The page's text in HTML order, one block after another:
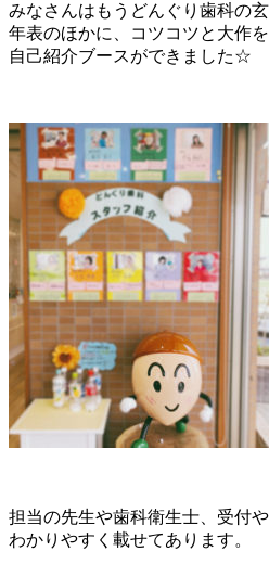
みなさんはもうどんぐり歯科の
年表のほかに、コツコツと大作
自己紹介ブースができました☆
担当の先生や歯科衛生士、受付
わかりやすく載せてあります。